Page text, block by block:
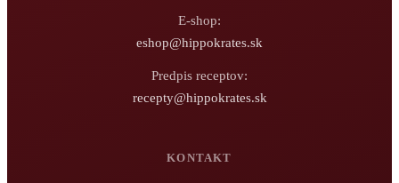
E-shop:
eshop@hippokrates.sk
Predpis receptov:
recepty@hippokrates.sk
KONTAKT